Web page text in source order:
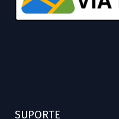
SUPORTE